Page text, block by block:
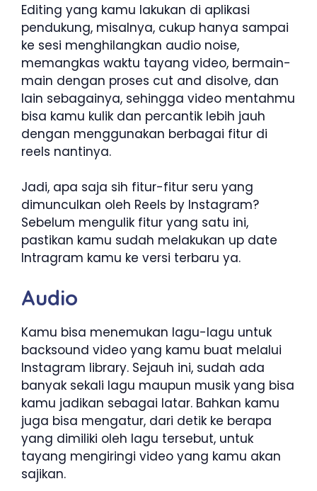
Editing yang kamu lakukan di aplikasi
pendukung, misalnya, cukup hanya sampai
ke sesi menghilangkan audio noise,
memangkas waktu tayang video, bermain-
main dengan proses cut and disolve, dan
lain sebagainya, sehingga video mentahmu
bisa kamu kulik dan percantik lebih jauh
dengan menggunakan berbagai fitur di
reels nantinya.
Jadi, apa saja sih fitur-fitur seru yang
dimunculkan oleh Reels by Instagram?
Sebelum mengulik fitur yang satu ini,
pastikan kamu sudah melakukan up date
Intragram kamu ke versi terbaru ya.
Audio
Kamu bisa menemukan lagu-lagu untuk
backsound video yang kamu buat melalui
Instagram library. Sejauh ini, sudah ada
banyak sekali lagu maupun musik yang bisa
kamu jadikan sebagai latar. Bahkan kamu
juga bisa mengatur, dari detik ke berapa
yang dimiliki oleh lagu tersebut, untuk
tayang mengiringi video yang kamu akan
sajikan.